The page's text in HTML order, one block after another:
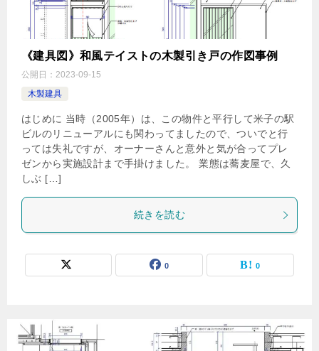
《建具図》和風テイストの木製引き戸の作図事例
公開日： 2023-09-15
木製建具
はじめに 当時（2005年）は、この物件と平行して米子の駅
ビルのリニューアルにも関わってましたので、ついでと行
っては失礼ですが、オーナーさんと意外と気が合ってプレ
ゼンから実施設計まで手掛けました。 業態は蕎麦屋で、久
しぶ […]
続きを読む
0 0